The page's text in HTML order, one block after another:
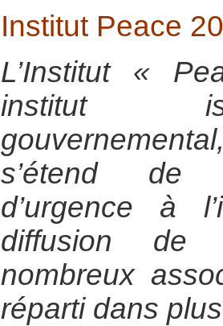
Institut Peace
L’Institut «
institut
s’étend de
d’urgence à
diffusion de
nombreux
réparti dans